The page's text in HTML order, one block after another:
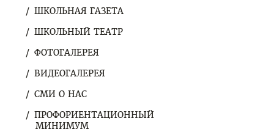
ШКОЛЬНАЯ ГАЗЕТА
ШКОЛЬНЫЙ ТЕАТР
ФОТОГАЛЕРЕЯ
ВИДЕОГАЛЕРЕЯ
СМИ О НАС
ПРОФОРИЕНТАЦИОННЫЙ
МИНИМУМ